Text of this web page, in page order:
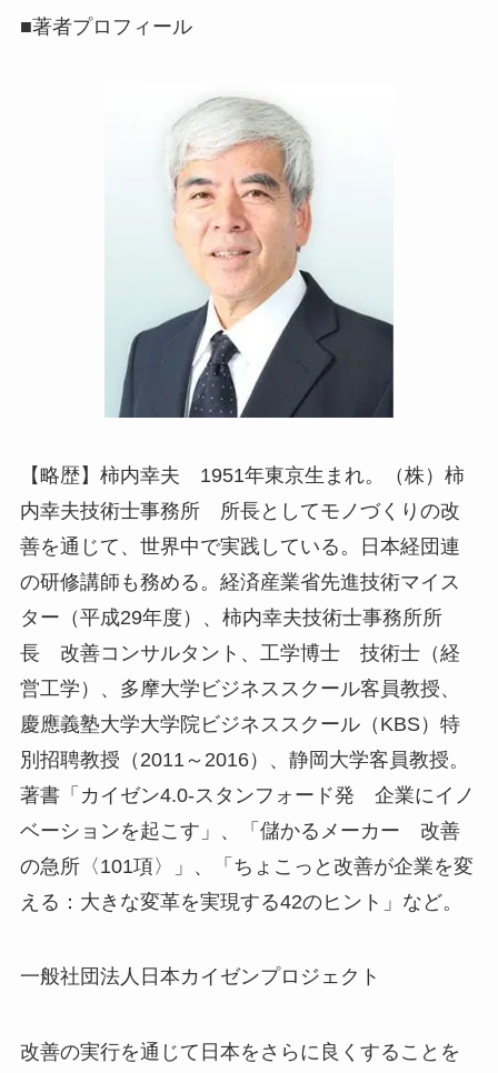
■著者プロフィール
【略歴】柿内幸夫 1951年東京生まれ。（株）柿
内幸夫技術士事務所 所長としてモノづくりの改
善を通じて、世界中で実践している。日本経団連
の研修講師も務める。経済産業省先進技術マイス
ター（平成29年度）、柿内幸夫技術士事務所所
長 改善コンサルタント、工学博士 技術士（経
営工学）、多摩大学ビジネススクール客員教授、
慶應義塾大学大学院ビジネススクール（KBS）特
別招聘教授（2011～2016）、静岡大学客員教授。
著書「カイゼン4.0-スタンフォード発 企業にイノ
ベーションを起こす」、「儲かるメーカー 改善
の急所〈101項〉」、「ちょこっと改善が企業を変
える：大きな変革を実現する42のヒント」など。
一般社団法人日本カイゼンプロジェクト
改善の実行を通じて日本をさらに良くすることを